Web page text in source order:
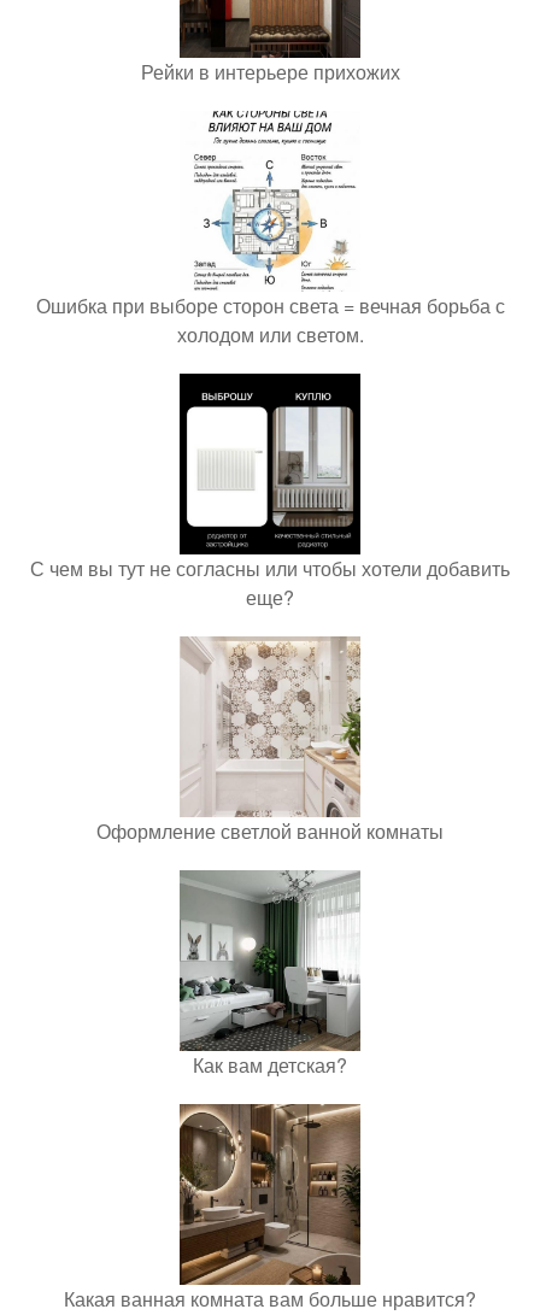
Рейки в интерьере прихожих
Ошибка при выборе сторон света = вечная борьба с
холодом или светом.
С чем вы тут не согласны или чтобы хотели добавить
еще?
Оформление светлой ванной комнаты
Как вам детская?
Какая ванная комната вам больше нравится?